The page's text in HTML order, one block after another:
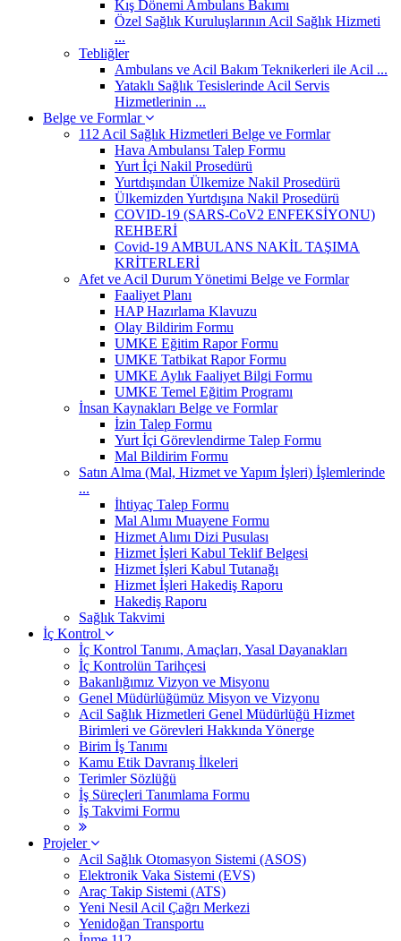
Kış Dönemi Ambulans Bakımı
Özel Sağlık Kuruluşlarının Acil Sağlık Hizmeti
...
Tebliğler
Ambulans ve Acil Bakım Teknikerleri ile Acil ...
Yataklı Sağlık Tesislerinde Acil Servis
Hizmetlerinin ...
Belge ve Formlar
112 Acil Sağlık Hizmetleri Belge ve Formlar
Hava Ambulansı Talep Formu
Yurt İçi Nakil Prosedürü
Yurtdışından Ülkemize Nakil Prosedürü
Ülkemizden Yurtdışına Nakil Prosedürü
COVID-19 (SARS-CoV2 ENFEKSİYONU)
REHBERİ
Covid-19 AMBULANS NAKİL TAŞIMA
KRİTERLERİ
Afet ve Acil Durum Yönetimi Belge ve Formlar
Faaliyet Planı
HAP Hazırlama Klavuzu
Olay Bildirim Formu
UMKE Eğitim Rapor Formu
UMKE Tatbikat Rapor Formu
UMKE Aylık Faaliyet Bilgi Formu
UMKE Temel Eğitim Programı
İnsan Kaynakları Belge ve Formlar
İzin Talep Formu
Yurt İçi Görevlendirme Talep Formu
Mal Bildirim Formu
Satın Alma (Mal, Hizmet ve Yapım İşleri) İşlemlerinde
...
İhtiyaç Talep Formu
Mal Alımı Muayene Formu
Hizmet Alımı Dizi Pusulası
Hizmet İşleri Kabul Teklif Belgesi
Hizmet İşleri Kabul Tutanağı
Hizmet İşleri Hakediş Raporu
Hakediş Raporu
Sağlık Takvimi
İç Kontrol
İç Kontrol Tanımı, Amaçları, Yasal Dayanakları
İç Kontrolün Tarihçesi
Bakanlığımız Vizyon ve Misyonu
Genel Müdürlüğümüz Misyon ve Vizyonu
Acil Sağlık Hizmetleri Genel Müdürlüğü Hizmet
Birimleri ve Görevleri Hakkında Yönerge
Birim İş Tanımı
Kamu Etik Davranış İlkeleri
Terimler Sözlüğü
İş Süreçleri Tanımlama Formu
İş Takvimi Formu
Projeler
Acil Sağlık Otomasyon Sistemi (ASOS)
Elektronik Vaka Sistemi (EVS)
Araç Takip Sistemi (ATS)
Yeni Nesil Acil Çağrı Merkezi
Yenidoğan Transportu